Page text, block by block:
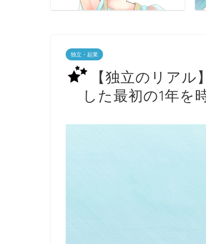
独立・起業
【独立のリア
した最初の1年を